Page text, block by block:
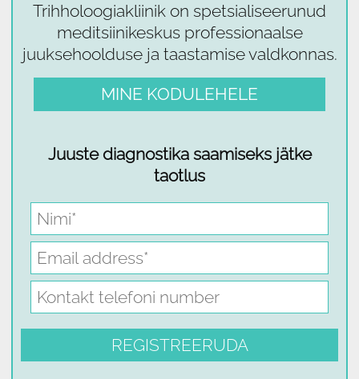
Trihholoogiakliinik on spetsialiseerunud
meditsiinikeskus professionaalse
juuksehoolduse ja taastamise valdkonnas.
MINE KODULEHELE
Juuste diagnostika saamiseks jätke
taotlus